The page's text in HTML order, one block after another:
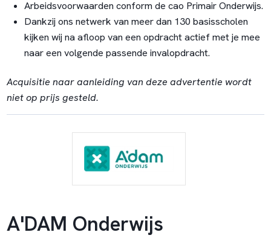
Arbeidsvoorwaarden conform de cao Primair Onderwijs.
Dankzij ons netwerk van meer dan 130 basisscholen
kijken wij na afloop van een opdracht actief met je mee
naar een volgende passende invalopdracht.
Acquisitie naar aanleiding van deze advertentie wordt
niet op prijs gesteld.
A'DAM Onderwijs